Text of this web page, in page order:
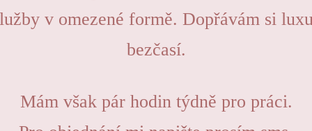
v omezené formě. Dopřávám si
bezčasí.
Mám však pár hodin týdně pro práci.